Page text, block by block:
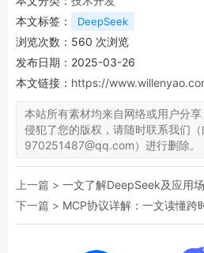
本文标签：
DeepSeek
浏览次数： 560 次浏览
发布日期：2025-03-26
本文链接： https://
本站所有素材均来自网络或用户分
侵犯了您的版权，请随时联系我们（
970251487@qq.com）进行删除。
上一篇 > 一文了解DeepSeek及应用
下一篇 > MCP协议详解：一文读懂跨